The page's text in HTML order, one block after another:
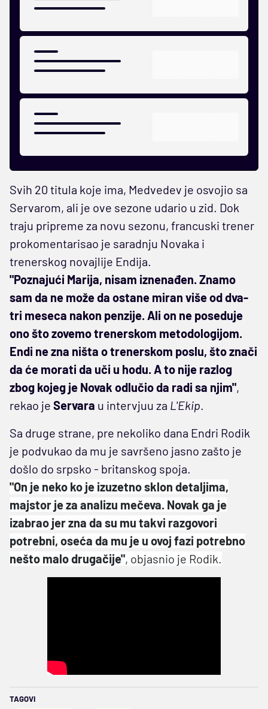
Svih 20 titula koje ima, Medvedev je osvojio sa
Servarom, ali je ove sezone udario u zid. Dok
traju pripreme za novu sezonu, francuski trener
prokomentarisao je saradnju Novaka i
trenerskog novajlije Endija.
"Poznajući Marija, nisam iznenađen. Znamo
sam da ne može da ostane miran više od dva-
tri meseca nakon penzije. Ali on ne poseduje
ono što zovemo trenerskom metodologijom.
Endi ne zna ništa o trenerskom poslu, što znači
da će morati da uči u hodu. A to nije razlog
zbog kojeg je Novak odlučio da radi sa njim",
rekao je Servara u intervjuu za L'Ekip
Sa druge strane, pre nekoliko dana Endri Rodik
je podvukao da mu je savršeno jasno zašto je
došlo do srpsko - britanskog spoja.
"On je neko ko je izuzetno sklon detaljima,
majstor je za analizu mečeva. Novak ga je
izabrao jer zna da su mu takvi razgovori
potrebni, oseća da mu je u ovoj fazi potrebno
nešto malo drugačije", objasnio je Rodik.
TAGOVI